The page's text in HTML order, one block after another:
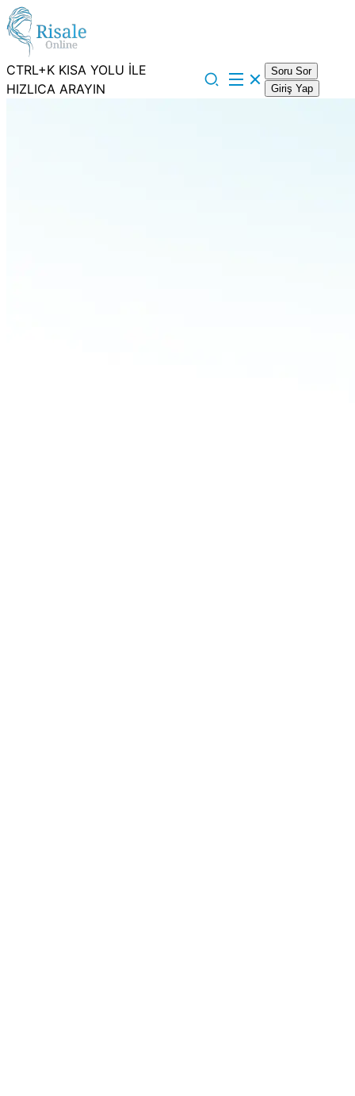
CTRL+K KISA YOLU İLE
HIZLICA ARAYIN
Soru Sor
Giriş Yap